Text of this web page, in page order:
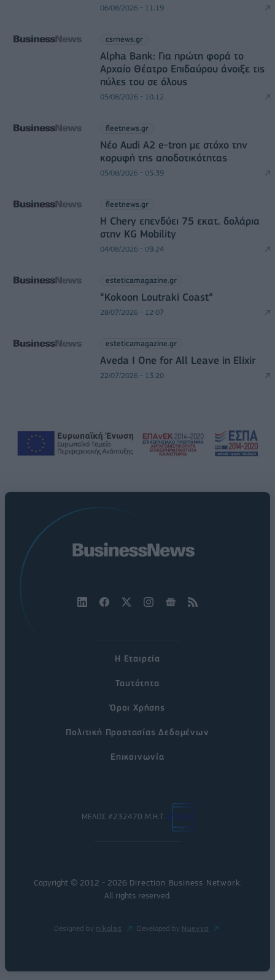
06/08/2026 - 11:19
csrnews.gr
Alpha Bank: Για πρώτη φορά το
Αρχαίο Θέατρο Επιδαύρου άνοιξε τις
πύλες του σε όλους
05/08/2026 - 10:12
fleetnews.gr
Νέο Audi A2 e-tron με στόχο την
κορυφή της αποδοτικότητας
05/08/2026 - 05:39
fleetnews.gr
Η Chery επενδύει 75 εκατ. δολάρια
στην KG Mobility
04/08/2026 - 09:24
esteticamagazine.gr
“Kokoon Loutraki Coast”
28/07/2026 - 12:07
esteticamagazine.gr
Aveda I One for All Leave in Elixir
22/07/2026 - 13:20
Η Εταιρεία
Ταυτότητα
Όροι Χρήσης
Πολιτική Προστασίας Δεδομένων
Επικοινωνία
ΜΕΛΟΣ #232470 Μ.Η.Τ.
Copyright © 2012 - 2026 Direction Business Network.
All rights reserved.
Designed by nikolas Developed by Nuevvo